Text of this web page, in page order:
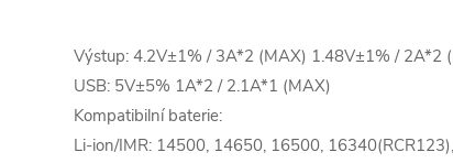
Výstup: 4.2V±1% / 3A*2 (MAX) 1.48V±1% / 2A*2
USB: 5V±5% 1A*2 / 2.1A*1 (MAX)
Kompatibilní baterie:
Li-ion/IMR: 14500, 14650, 16500,